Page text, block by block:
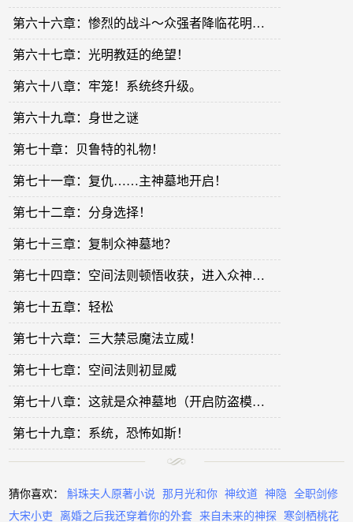
第六十六章：惨烈的战斗～众强者降临花明教廷！（开启防盗一个小时！）
第六十七章：光明教廷的绝望！
第六十八章：牢笼！系统终升级。
第六十九章：身世之谜
第七十章：贝鲁特的礼物！
第七十一章：复仇……主神墓地开启！
第七十二章：分身选择！
第七十三章：复制众神墓地？
第七十四章：空间法则顿悟收获，进入众神墓地。
第七十五章：轻松
第七十六章：三大禁忌魔法立威！
第七十七章：空间法则初显威
第七十八章：这就是众神墓地（开启防盗模式，四个小时之后再正常订阅观看）
第七十九章：系统，恐怖如斯！
猜你喜欢： 斛珠夫人原著小说 那月光和你 神纹道 神隐
全职剑修
大宋小吏
离婚之后我还穿着你的外套 来自未来的神探 寒剑栖桃花